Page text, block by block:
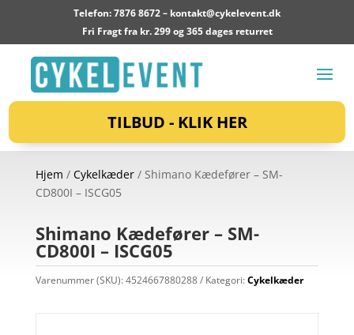
Telefon: 7876 8672 – kontakt@cykelevent.dk
Fri Fragt fra kr. 299 og 365 dages returret
TILBUD - KLIK HER
Hjem / Cykelkæder/ Shimano Kædefører – SM-
CD800I – ISCG05
Shimano Kædefører – SM-
CD800I – ISCG05
Varenummer (SKU):4524667880288 Kategori:Cykelkæder